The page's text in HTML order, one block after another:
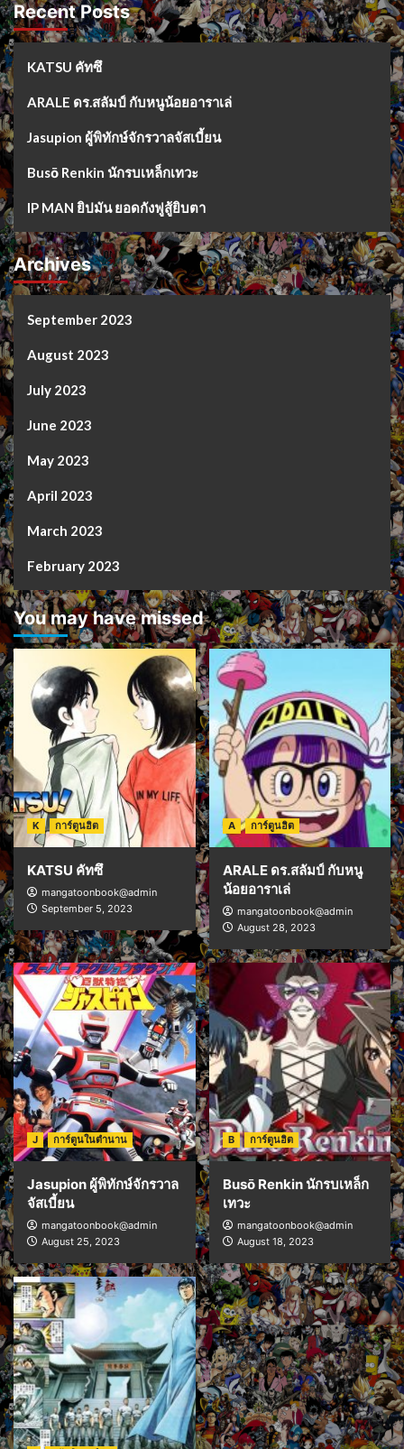
Recent Posts
KATSU คัทซึ
ARALE ดร.สลัมป์ กับหนูน้อยอาราเล่
Jasupion ผู้พิทักษ์จักรวาลจัสเบี้ยน
Busō Renkin นักรบเหล็กเทวะ
IP MAN ยิปมัน ยอดกังฟูสู้ยิบตา
Archives
September 2023
August 2023
July 2023
June 2023
May 2023
April 2023
March 2023
February 2023
You may have missed
K การ์ตูนฮิต
KATSU คัทซึ
mangatoonbook@admin
September 5, 2023
A การ์ตูนฮิต
ARALE ดร.สลัมป์ กับหนู
น้อยอาราเล่
mangatoonbook@admin
August 28, 2023
J การ์ตูนในตำนาน
Jasupion ผู้พิทักษ์จักรวาล
จัสเบี้ยน
mangatoonbook@admin
August 25, 2023
B การ์ตูนฮิต
Busō Renkin นักรบเหล็ก
เทวะ
mangatoonbook@admin
August 18, 2023